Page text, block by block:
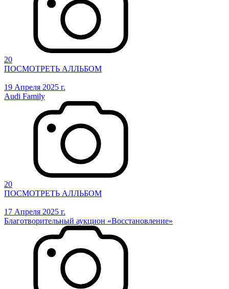
20
ПОСМОТРЕТЬ АЛЛЬБОМ
19 Апреля 2025 г.
Audi Family
20
ПОСМОТРЕТЬ АЛЛЬБОМ
17 Апреля 2025 г.
Благотворительный аукцион «Восстановление»